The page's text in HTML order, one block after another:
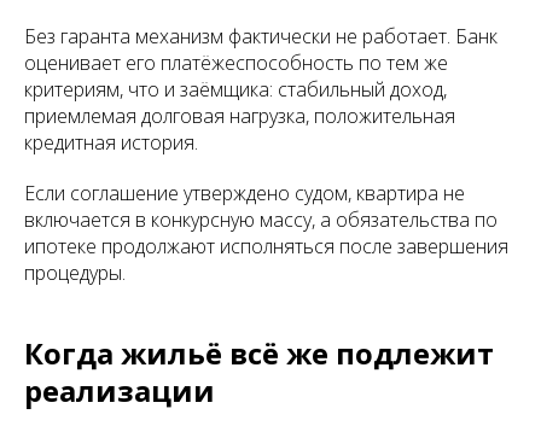
Без гаранта механизм фактически не работает. Банк
оценивает его платёжеспособность по тем же
критериям, что и заёмщика: стабильный доход,
приемлемая долговая нагрузка, положительная
кредитная история.
Если соглашение утверждено судом, квартира не
включается в конкурсную массу, а обязательства по
ипотеке продолжают исполняться после завершения
процедуры.
Когда жильё всё же подлежит
реализации